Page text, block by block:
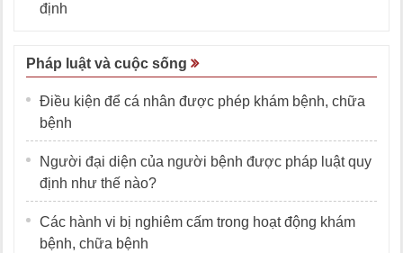
định
Pháp luật và cuộc sống
Điều kiện để cá nhân được phép khám bệnh, chữa
bệnh
Người đại diện của người bệnh được pháp luật quy
định như thế nào?
Các hành vi bị nghiêm cấm trong hoạt động khám
bệnh, chữa bệnh